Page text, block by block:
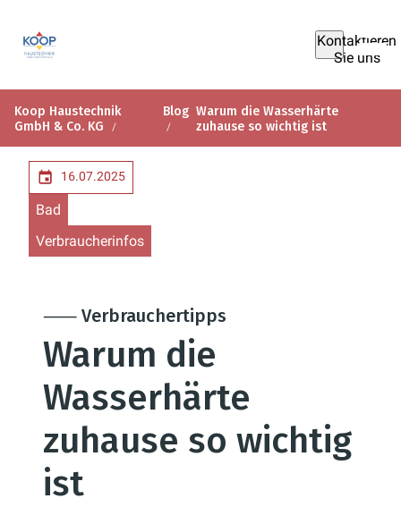
Kontaktieren
Sie uns
Koop Haustechnik
GmbH & Co. KG
Blog Warum die Wasserhärte
zuhause so wichtig ist
16.07.2025
Bad
Verbraucherinfos
⸺ Verbrauchertipps
Warum die
Wasserhärte
zuhause so wichtig
ist